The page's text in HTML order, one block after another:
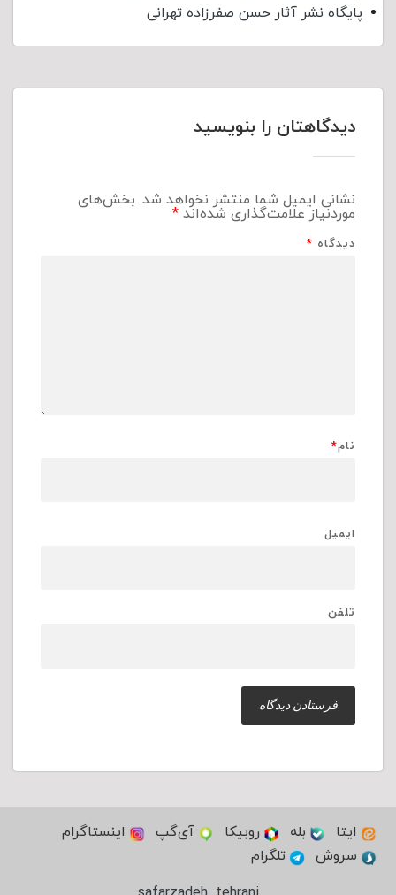
پایگاه نشر آثار حسن صفرزاده تهرانی
دیدگاهتان را بنویسید
نشانی ایمیل شما منتشر نخواهد شد. بخش‌های
موردنیاز علامت‌گذاری شده‌اند*
دیدگاه *
نام*
ایمیل
تلفن
ایتا بله روبیکا آی‌گپ
اینستاگرام
سروش
تلگرام